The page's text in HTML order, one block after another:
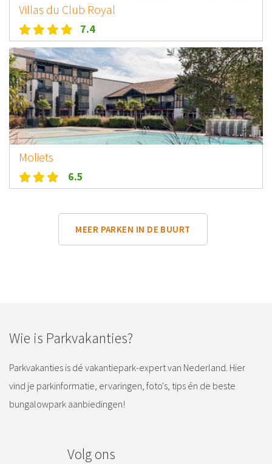
Villas du Club Royal
7.4
Moliets
6.5
MEER PARKEN IN DE BUURT
Wie is Parkvakanties?
Parkvakanties is dé vakantiepark-expert van Nederland. Hier
vind je parkinformatie, ervaringen, foto's, tips én de beste
bungalowpark aanbiedingen!
Volg ons